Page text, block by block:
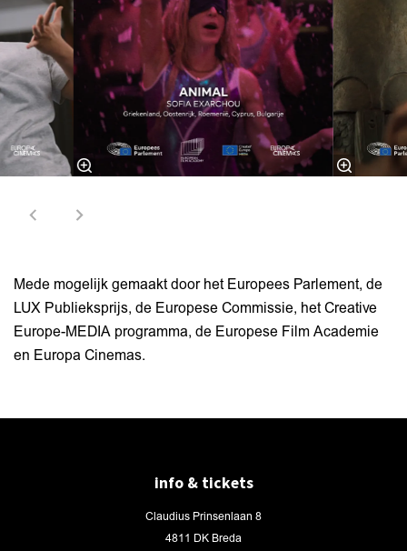
Mede mogelijk gemaakt door het Europees Parlement, de
LUX Publieksprijs, de Europese Commissie, het Creative
Europe-MEDIA programma, de Europese Film Academie
en Europa Cinemas.
info & tickets
Claudius Prinsenlaan 8
4811 DK Breda